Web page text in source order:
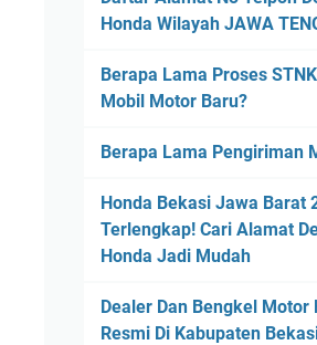
Honda Wilayah JAWA
Berapa Lama Proses
Mobil Motor Baru?
Berapa Lama Pengiriman
Honda Bekasi Jawa Barat
Terlengkap! Cari Alamat
Honda Jadi Mudah
Dealer Dan Bengkel Motor
Resmi Di Kabupaten